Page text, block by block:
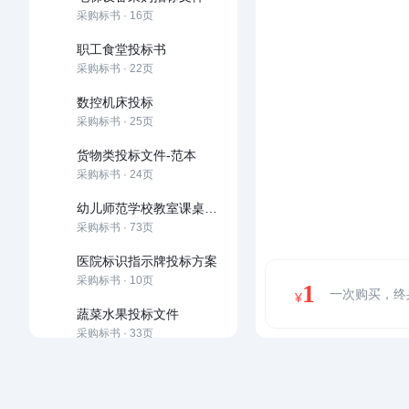
采购标书 · 16页
职工食堂投标书
采购标书 · 22页
数控机床投标
采购标书 · 25页
货物类投标文件-范本
采购标书 · 24页
采购标书 · 73页
医院标识指示牌投标方案
采购标书 · 10页
蔬菜水果投标文件
采购标书 · 33页
¥1 一次购买，